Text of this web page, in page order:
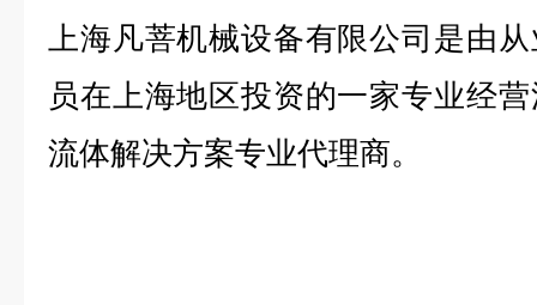
上海凡菩机械设备有限公司是由
员在上海地区投资的一家专业经
流体解决方案专业代理商。